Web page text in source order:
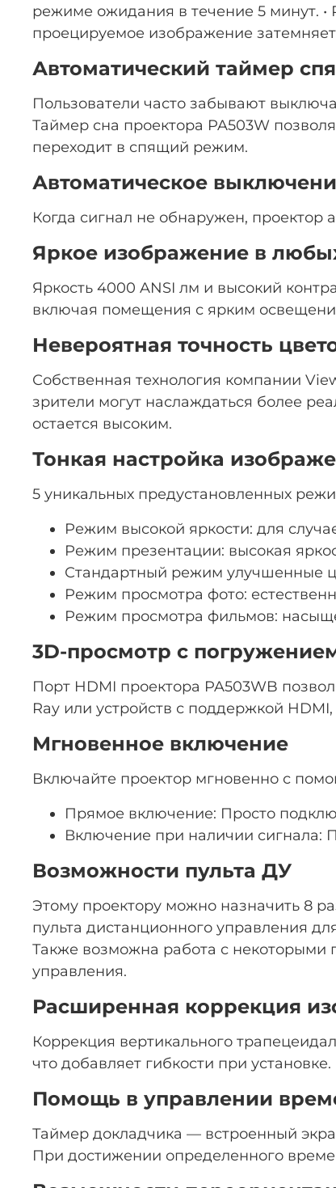
режиме ожидания в течение 5 минут. •
проецируемое изображение
Автоматический таймер
Пользователи часто забывают
Таймер сна проектора PA503W
переходит в спящий режим.
Автоматическое
Когда сигнал не обнаружен, проектор
Яркое изображение в
Яркость 4000 ANSI лм и высокий
включая помещения с ярким
Невероятная точность
Собственная технология компании
зрители могут наслаждаться более
остается высоким.
Тонкая настройка
5 уникальных предустановленных
Режим высокой яркости: для
Режим презентации: высокая
Стандартный режим улучшенные
Режим просмотра фото:
Режим просмотра фильмов:
3D-просмотр с
Порт HDMI проектора PA503WB
Ray или устройств с поддержкой
Мгновенное включение
Включайте проектор мгновенно с
Прямое включение: Просто
Включение при наличии сигнала:
Возможности пульта ДУ
Этому проектору можно назначить 8
пульта дистанционного управления
Также возможна работа с некоторыми
управления.
Расширенная коррекция
Коррекция вертикального
что добавляет гибкости при установке.
Помощь в управлении
Таймер докладчика — встроенный
При достижении определенного